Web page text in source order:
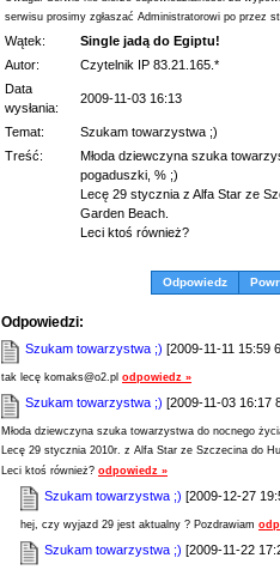
serwisu prosimy zgłaszać Administratorowi po przez
Wątek:
Single jadą do Egiptu!
Autor:
Czytelnik IP 83.21.165.*
Data
wysłania:
2009-11-03 16:13
Temat:
Szukam towarzystwa ;)
Treść:
Młoda dziewczyna szuka
pogaduszki, % ;)
Lecę 29 stycznia z Alfa Star ze
Garden Beach.
Leci ktoś również?
Odpowiedz
Odpowiedzi:
Szukam towarzystwa ;) [2009-11-11 15:59
tak lecę komaks@o2.pl odpowiedz »
Szukam towarzystwa ;) [2009-11-03 16:17
Młoda dziewczyna szuka towarzystwa do nocnego
Lecę 29 stycznia 2010r. z Alfa Star ze Szczecina do
Leci ktoś również? odpowiedz »
Szukam towarzystwa ;) [2009-12-27
hej, czy wyjazd 29 jest aktualny ? Pozdrawiam
Szukam towarzystwa ;) [2009-11-22